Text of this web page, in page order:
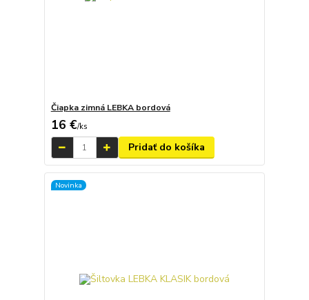
Čiapka zimná LEBKA bordová
16 €/ks
Pridať do košíka
Novinka